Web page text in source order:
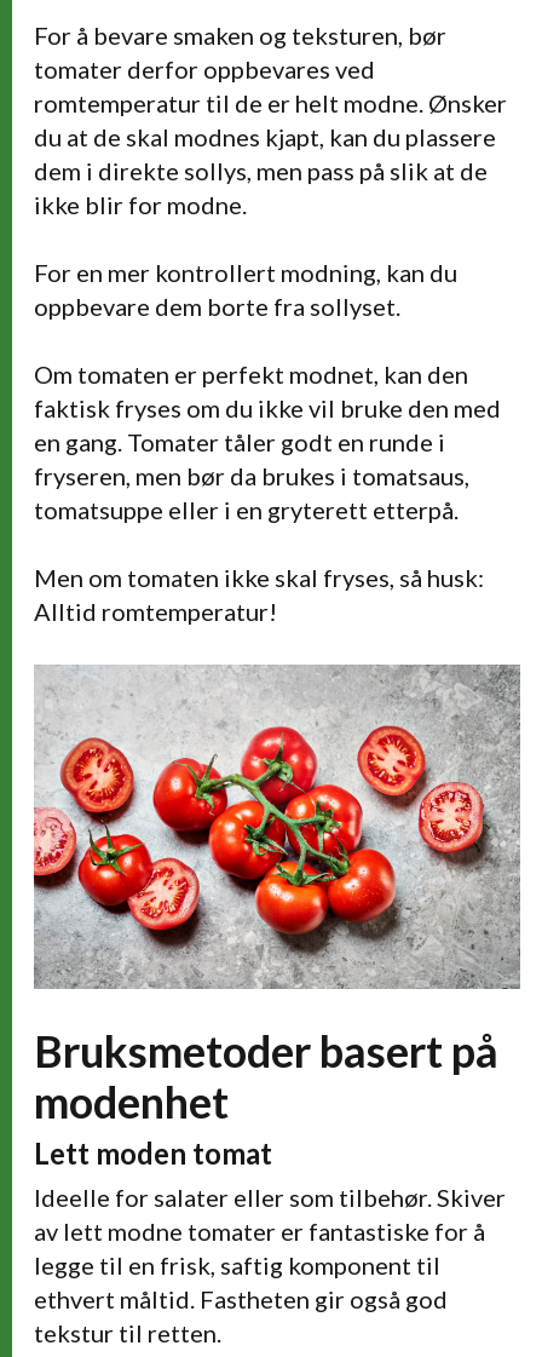
For å bevare smaken og teksturen, bør
tomater derfor oppbevares ved
romtemperatur til de er helt modne. Ønsker
du at de skal modnes kjapt, kan du plassere
dem i direkte sollys, men pass på slik at de
ikke blir for modne.
For en mer kontrollert modning, kan du
oppbevare dem borte fra sollyset.
Om tomaten er perfekt modnet, kan den
faktisk fryses om du ikke vil bruke den med
en gang. Tomater tåler godt en runde i
fryseren, men bør da brukes i tomatsaus,
tomatsuppe eller i en gryterett etterpå.
Men om tomaten ikke skal fryses, så husk:
Alltid romtemperatur!
Bruksmetoder basert på
modenhet
Lett moden tomat
Ideelle for salater eller som tilbehør. Skiver
av lett modne tomater er fantastiske for å
legge til en frisk, saftig komponent til
ethvert måltid. Fastheten gir også god
tekstur til retten.